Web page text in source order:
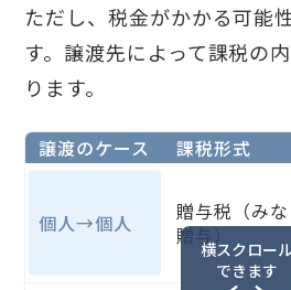
ただし、税金がかかる可能
す。譲渡先によって課税の
ります。
譲渡のケース 課税形式
個人→個人
贈与税（みな
贈与）
横スクロー
できます